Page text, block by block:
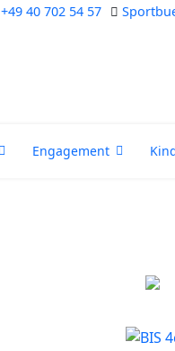
+49 40 702 54 57
Engagement